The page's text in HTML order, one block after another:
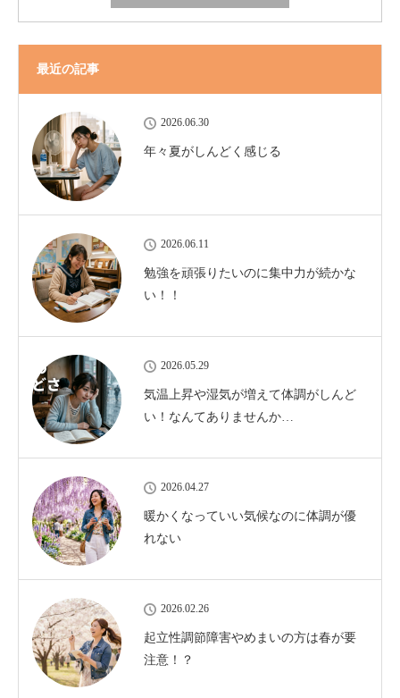
最近の記事
2026.06.30
年々夏がしんどく感じる
2026.06.11
勉強を頑張りたいのに集中力が続かな
い！！
2026.05.29
気温上昇や湿気が増えて体調がしんど
い！なんてありませんか…
2026.04.27
暖かくなっていい気候なのに体調が優
れない
2026.02.26
起立性調節障害やめまいの方は春が要
注意！？